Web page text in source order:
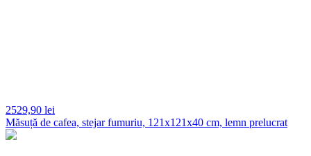
2529,90 lei
Măsuță de cafea, stejar fumuriu, 121x121x40 cm, lemn prelucrat